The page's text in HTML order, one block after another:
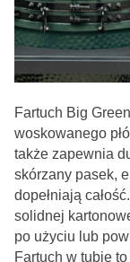
Fartuch Big
woskowanego
także zapewnia
skórzany pasek,
dopełniają
solidnej
po użyciu lub
Fartuch w tubie